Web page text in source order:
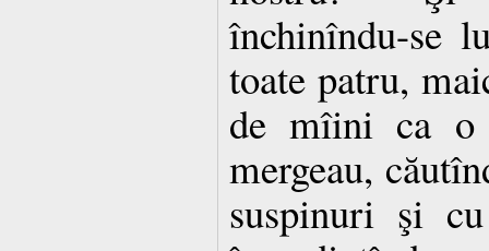
închinîndu-se
toate patru,
de mîini ca o
mergeau,
suspinuri şi